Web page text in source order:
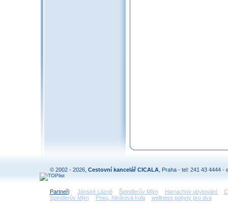
© 2002 - 2026, Cestovní kancelář CICALA , Praha - tel: 241 43 4444 -
Partneři: Jánské Lázně Špindlerův Mlýn Harrachov ubytování
Špindlerův Mlýn
Pneu, hliníková kola wellness pobyty pro dva